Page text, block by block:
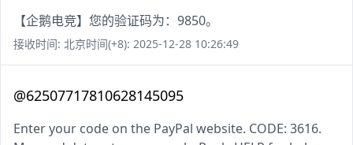
【企鹅电竞】您的验证码为：9850。
接收时间: 北京时间(+8): 2025-12-28 10:26:49
@62507717810628145095
Enter your code on the PayPal website. CODE: 3616.